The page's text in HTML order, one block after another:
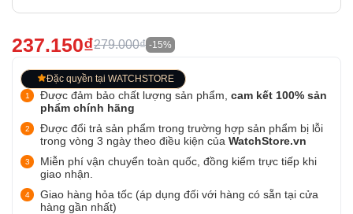
237.150₫279.000₫ -15%
Đặc quyền tại WATCHSTORE
Được đảm bảo chất lượng sản phẩm, cam kết 100% sản
phẩm chính hãng
Được đổi trả sản phẩm trong trường hợp sản phẩm bị lỗi
trong vòng 3 ngày theo điều kiện của WatchStore.vn
Miễn phí vận chuyển toàn quốc, đồng kiểm trực tiếp khi
giao nhận.
Giao hàng hỏa tốc (áp dụng đối với hàng có sẵn tại cửa
hàng gần nhất)